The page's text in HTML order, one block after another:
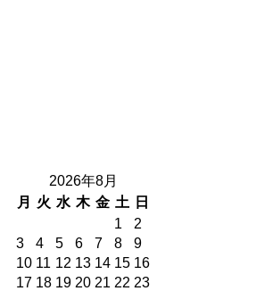
2026年8月
月
火 水 木 金 土 日
1
2
3
4 5 6 7 8
9
10 11 12 13 14 15 16
17 18 19 20 21 22 23